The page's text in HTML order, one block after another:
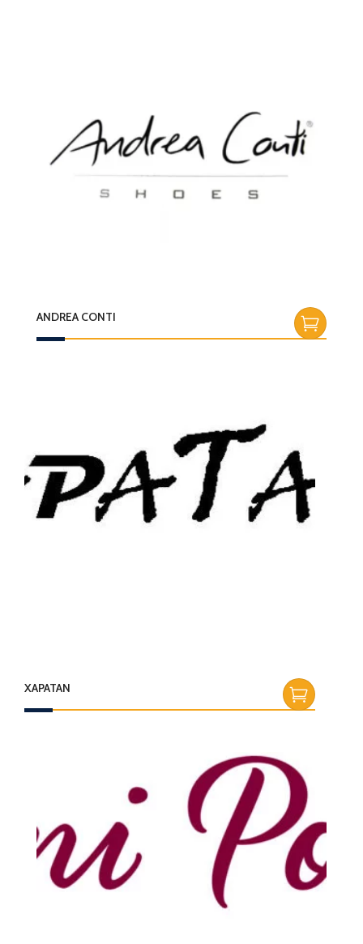
ANDREA CONTI
XAPATAN